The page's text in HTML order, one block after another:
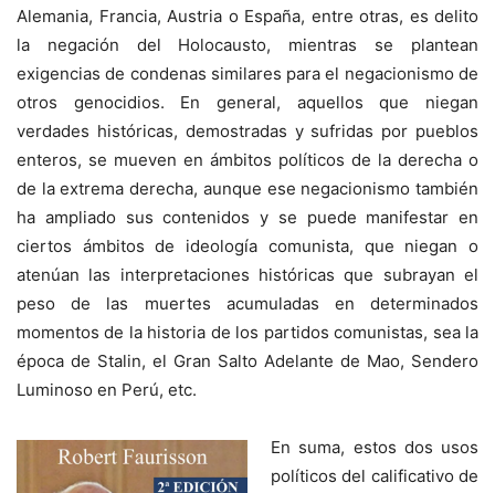
Alemania, Francia, Austria o España, entre otras, es delito
la negación del Holocausto, mientras se plantean
exigencias de condenas similares para el negacionismo de
otros genocidios. En general, aquellos que niegan
verdades históricas, demostradas y sufridas por pueblos
enteros, se mueven en ámbitos políticos de la derecha o
de la extrema derecha, aunque ese negacionismo también
ha ampliado sus contenidos y se puede manifestar en
ciertos ámbitos de ideología comunista, que niegan o
atenúan las interpretaciones históricas que subrayan el
peso de las muertes acumuladas en determinados
momentos de la historia de los partidos comunistas, sea la
época de Stalin, el Gran Salto Adelante de Mao, Sendero
Luminoso en Perú, etc.
En suma, estos dos usos
políticos del calificativo de